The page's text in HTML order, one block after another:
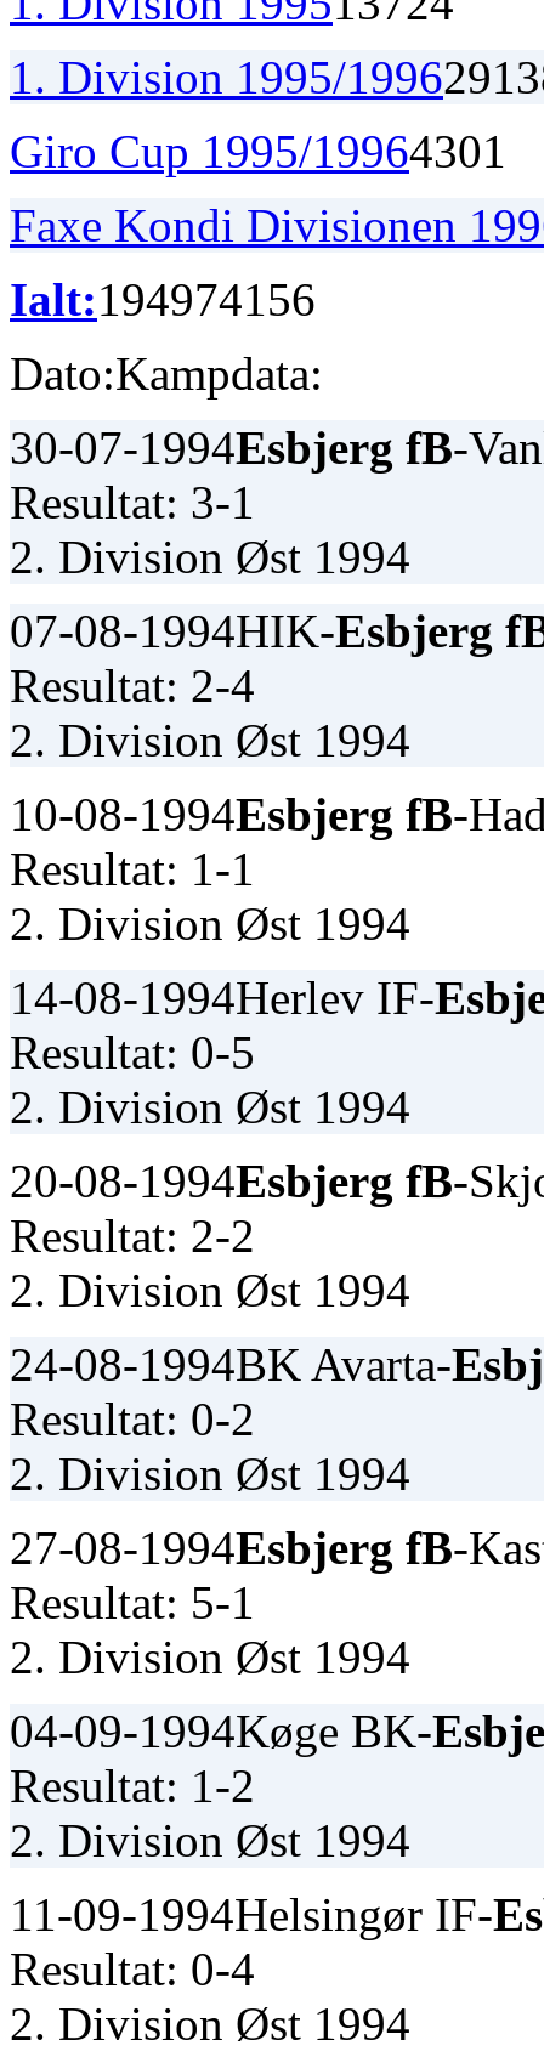
1. Division 1995/19962913
Giro Cup 1995/19964301
Faxe Kondi Divisionen
Ialt:194974156
Dato:Kampdata:
30-07-1994Esbjerg fB-
Resultat: 3-1
2. Division Øst 1994
07-08-1994HIK-Esbjerg
Resultat: 2-4
2. Division Øst 1994
10-08-1994Esbjerg fB-
Resultat: 1-1
2. Division Øst 1994
14-08-1994Herlev IF-
Resultat: 0-5
2. Division Øst 1994
20-08-1994Esbjerg fB-
Resultat: 2-2
2. Division Øst 1994
24-08-1994BK Avarta-
Resultat: 0-2
2. Division Øst 1994
27-08-1994Esbjerg fB-
Resultat: 5-1
2. Division Øst 1994
04-09-1994Køge BK-
Resultat: 1-2
2. Division Øst 1994
11-09-1994Helsingør IF-
Resultat: 0-4
2. Division Øst 1994